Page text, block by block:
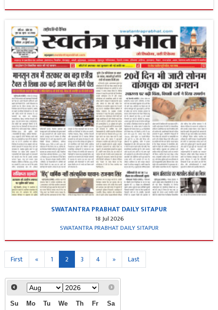
SWATANTRA PRABHAT DAILY SITAPUR
18 Jul 2026
SWATANTRA PRABHAT DAILY SITAPUR
First « 1 2 3 4 » Last
Su Mo Tu We Th Fr Sa